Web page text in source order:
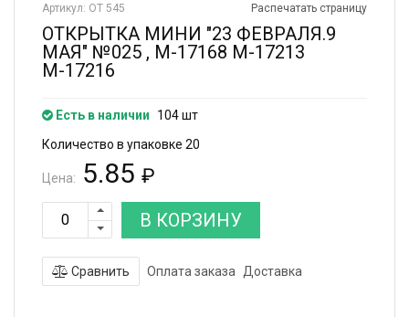
Распечатать страницу
Артикул: ОТ 545
ОТКРЫТКА МИНИ "23 ФЕВРАЛЯ.9
МАЯ" №025 , М-17168 М-17213
М-17216
Есть в наличии
104 шт
Количество в упаковке 20
Цена: 5.85 ₽
В КОРЗИНУ
Сравнить Оплата заказа Доставка